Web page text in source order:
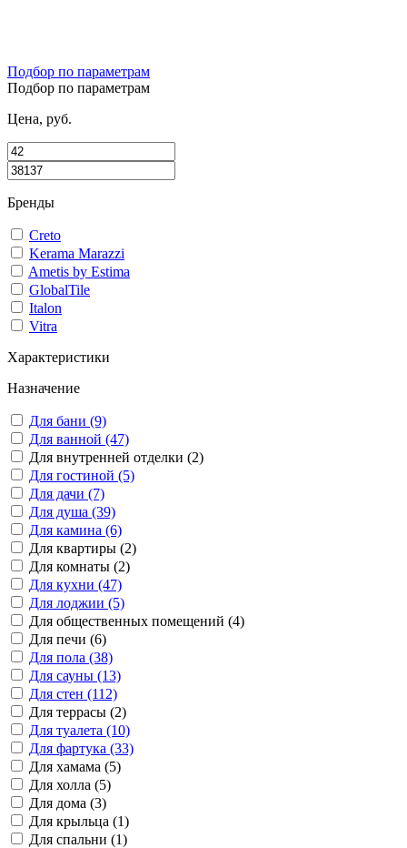
Подбор по параметрам
Подбор по параметрам
Цена, руб.
Бренды
Creto
Kerama Marazzi
Ametis by Estima
GlobalTile
Italon
Vitra
Характеристики
Назначение
Для бани (9)
Для ванной (47)
Для внутренней отделки (2)
Для гостиной (5)
Для дачи (7)
Для душа (39)
Для камина (6)
Для квартиры (2)
Для комнаты (2)
Для кухни (47)
Для лоджии (5)
Для общественных помещений (4)
Для печи (6)
Для пола (38)
Для сауны (13)
Для стен (112)
Для террасы (2)
Для туалета (10)
Для фартука (33)
Для хамама (5)
Для холла (5)
Для дома (3)
Для крыльца (1)
Для спальни (1)